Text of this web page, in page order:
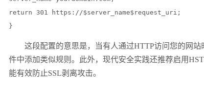
return 301 https://$server_name$request_uri;
}
这段配置的意思是，当有人通过HTTP访问您的网站
件中添加类似规则。此外，现代安全实践还推荐启用
能有效防止SSL剥离攻击。